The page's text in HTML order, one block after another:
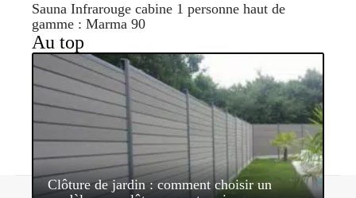
Sauna Infrarouge cabine 1 personne haut de
gamme : Marma 90
Au top
Clôture de jardin : comment choisir un